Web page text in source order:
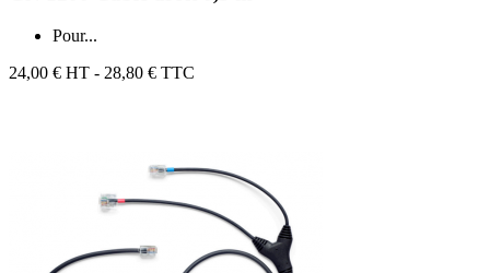
Pour...
24,00 € HT - 28,80 € TTC